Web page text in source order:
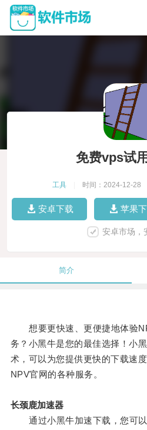
免费vps试
工具 时间：2024-12-28
安卓下载 苹果
安卓市场，
简介
想要更快速、更便捷地体验
务？小黑牛是您的最佳选择！小
术，可以为您提供更快的下载速
NPV官网的各种服务。
长颈鹿加速器
通过小黑牛加速下载，您可以